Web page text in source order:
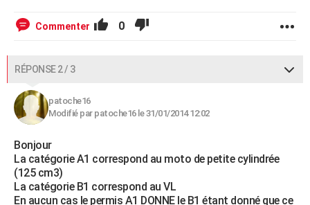
Commenter 0
RÉPONSE 2 / 3
patoche16
Modifié par patoche16 le 31/01/2014 12:02
Bonjour
La catégorie A1 correspond au moto de petite cylindrée
(125 cm3)
La catégorie B1 correspond au VL
En aucun cas le permis A1 DONNE le B1 étant donné que ce